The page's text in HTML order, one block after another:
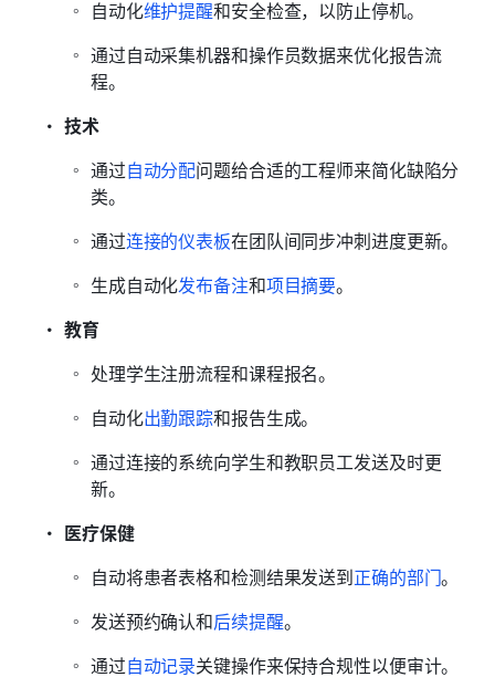
自动化维护提醒和安全检查，以防止停机。
通过自动采集机器和操作员数据来优化报告流
程。
技术
通过自动分配问题给合适的工程师来简化缺陷分
类。
通过连接的仪表板在团队间同步冲刺进度更新。
生成自动化发布备注和项目摘要。
教育
处理学生注册流程和课程报名。
自动化出勤跟踪和报告生成。
通过连接的系统向学生和教职员工发送及时更
新。
医疗保健
自动将患者表格和检测结果发送到正确的部门。
发送预约确认和后续提醒。
通过自动记录关键操作来保持合规性以便审计。